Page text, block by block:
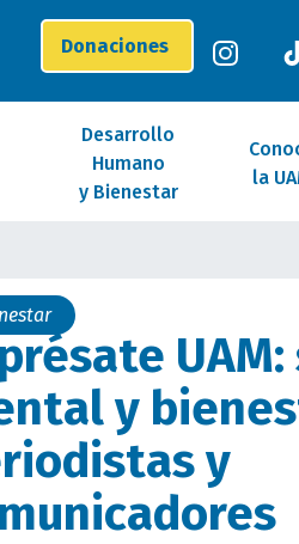
Donaciones
Desarrollo
Humano
y Bienestar
la
y
y